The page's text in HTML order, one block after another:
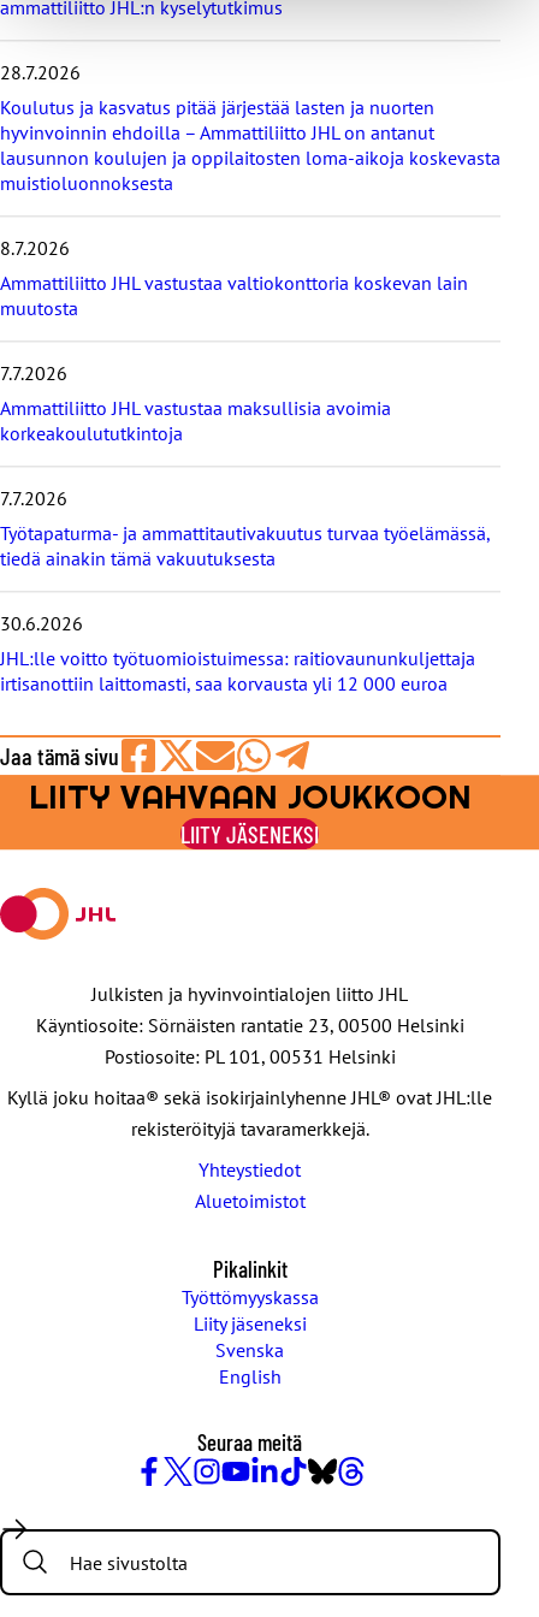
v
i
m
e
i
s
i
ä
t
u
t
i
e
t
ammattiliitto JHL:n kyselytutkimus
28.7.2026
Koulutus ja kasvatus pitää järjestää lasten ja nuorten
hyvinvoinnin ehdoilla – Ammattiliitto JHL on antanut
lausunnon koulujen ja oppilaitosten loma-aikoja koskevasta
muistioluonnoksesta
8.7.2026
Ammattiliitto JHL vastustaa valtiokonttoria koskevan lain
muutosta
7.7.2026
Ammattiliitto JHL vastustaa maksullisia avoimia
korkeakoulututkintoja
7.7.2026
Työtapaturma- ja ammattitautivakuutus turvaa työelämässä,
tiedä ainakin tämä vakuutuksesta
30.6.2026
JHL:lle voitto työtuomioistuimessa: raitiovaununkuljettaja
irtisanottiin laittomasti, saa korvausta yli 12 000 euroa
Jaa tämä sivu
Jaa
Facebookissa
Jaa
viestipalvelu
X:ssä
Jaa
sähköpostilla
Jaa
WhatsAppilla
Jaa
Telegramilla
LIITY VAHVAAN JOUKKOON
LIITY JÄSENEKSI
Julkisten ja hyvinvointialojen liitto JHL
Käyntiosoite: Sörnäisten rantatie 23, 00500 Helsinki
Postiosoite: PL 101, 00531 Helsinki
Kyllä joku hoitaa® sekä isokirjainlyhenne JHL® ovat JHL:lle
rekisteröityjä tavaramerkkejä.
Yhteystiedot
Aluetoimistot
Pikalinkit
Työttömyyskassa
Liity jäseneksi
Svenska
English
Seuraa meitä
/
Twitter
Search: